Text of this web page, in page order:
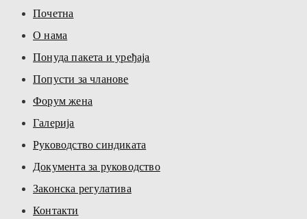
Почетна
О нама
Понуда пакета и уређаја
Попусти за чланове
Форум жена
Галерија
Руководство синдиката
Документа за руководство
Законска регулатива
Контакти